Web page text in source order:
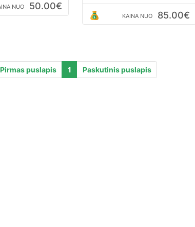
NUO 50.00€
KAINA NUO 85.00€
Pirmas puslapis 1 Paskutinis puslapis